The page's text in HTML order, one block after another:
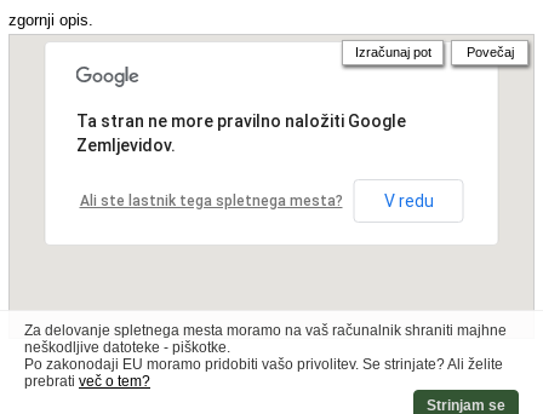
zgornji opis.
Ta stran ne more pravilno naložiti Google
Zemljevidov.
Ali ste lastnik tega spletnega mesta? V redu
Izračunaj pot Povečaj
Za delovanje spletnega mesta moramo na vaš računalnik shraniti majhne
neškodljive datoteke - piškotke.
Po zakonodaji EU moramo pridobiti vašo privolitev. Se strinjate? Ali želite
prebrati več o tem?
Strinjam se